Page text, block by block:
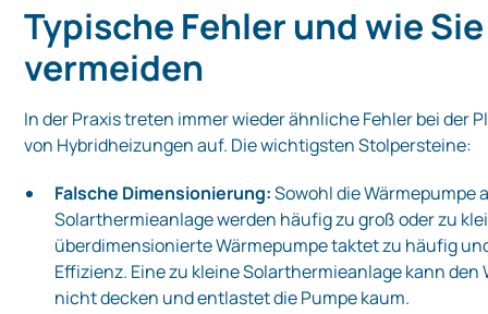
Typische Fehler und wie
vermeiden
In der Praxis treten immer wieder ähnliche Fehler bei der
von Hybridheizungen auf. Die wichtigsten Stolpersteine:
Falsche Dimensionierung:Sowohl die Wärmepumpe
Solarthermieanlage werden häufig zu groß oder zu
überdimensionierte Wärmepumpe taktet zu häufig
Effizienz. Eine zu kleine Solarthermieanlage kann den
nicht decken und entlastet die Pumpe kaum.